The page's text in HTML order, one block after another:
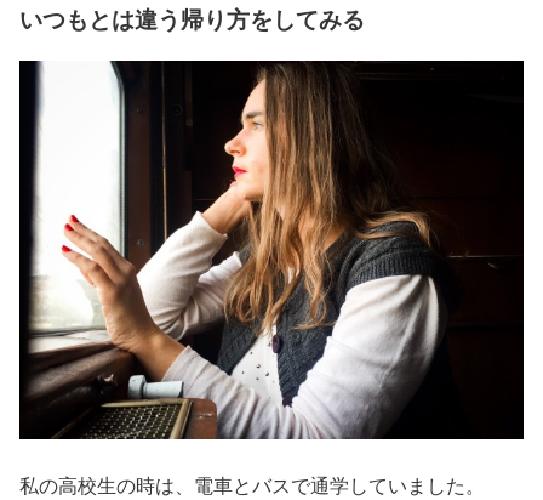
いつもとは違う帰り方をしてみる
私の高校生の時は、電車とバスで通学していました。